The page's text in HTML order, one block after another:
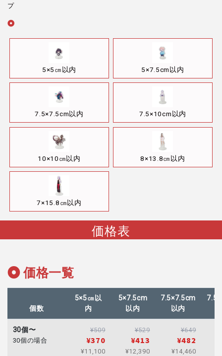
プ
5×5㎝以内 5×7.5cm以内
7.5×7.5cm以内 7.5×10cm以内
10×10㎝以内 8×13.8㎝以内
7×15.8㎝以内
価格表
価格一覧
個数
5×5㎝以
内
5×7.5cm
以内
7.5×7.5cm
以内
30個〜
30個の場合
¥509
¥370
¥11,100
¥529
¥413
¥12,390
¥649
¥482
¥14,460